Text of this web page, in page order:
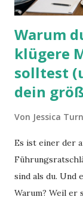
Warum
klügere
solltest
dein
Von Jessica
Es ist einer der
sind als du. Und
Warum? Weil er